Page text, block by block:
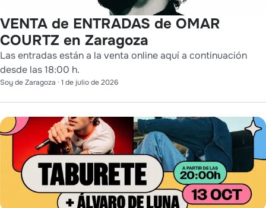
VENTA de ENTRADAS de OMAR
COURTZ en Zaragoza
Las entradas están a la venta online aquí a continuación
desde las 18:00 h.
Soy de Zaragoza · 1 de julio de 2026